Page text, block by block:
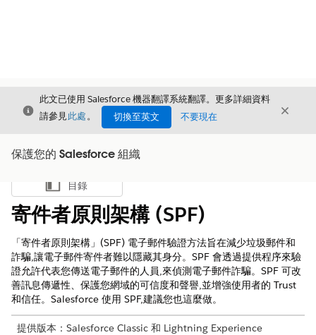
結束
此文已使用 Salesforce 機器翻譯系統翻譯。更多詳細資料
請參見此處。 切換至英文 不要現在 結束
保護您的 Salesforce 組織
顯示目錄
目錄
寄件者原則架構 (SPF)
「寄件者原則架構」(SPF) 電子郵件驗證方法旨在減少垃圾郵件和
詐騙,讓電子郵件寄件者難以隱藏其身分。SPF 會透過提供程序來驗
證允許代表您傳送電子郵件的人員,來偵測電子郵件詐騙。SPF 可改
善訊息傳遞性、保護您網域的可信度和聲譽,並增強使用者的 Trust
和信任。Salesforce 使用 SPF,建議您也這麼做。
提供版本：Salesforce Classic 和 Lightning Experience